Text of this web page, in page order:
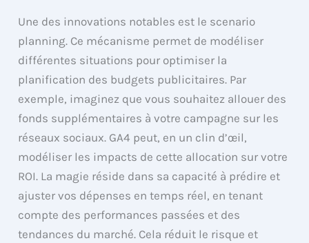
Une des innovations notables est le scenario
planning. Ce mécanisme permet de modéliser
différentes situations pour optimiser la
planification des budgets publicitaires. Par
exemple, imaginez que vous souhaitez allouer des
fonds supplémentaires à votre campagne sur les
réseaux sociaux. GA4 peut, en un clin d’œil,
modéliser les impacts de cette allocation sur votre
ROI. La magie réside dans sa capacité à prédire et
ajuster vos dépenses en temps réel, en tenant
compte des performances passées et des
tendances du marché. Cela réduit le risque et